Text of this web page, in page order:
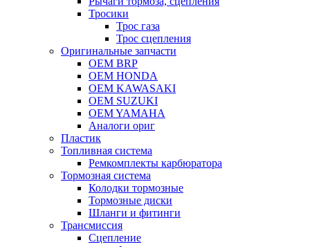
Тросики
Трос газа
Трос сцепления
Оригинальные запчасти
OEM BRP
OEM HONDA
OEM KAWASAKI
OEM SUZUKI
OEM YAMAHA
Аналоги ориг
Пластик
Топливная система
Ремкомплекты карбюратора
Тормозная система
Колодки тормозные
Тормозные диски
Шланги и фитинги
Трансмиссия
Cцепление